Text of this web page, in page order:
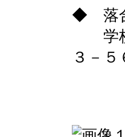
◆ 落
学校
３－５
☆★☆